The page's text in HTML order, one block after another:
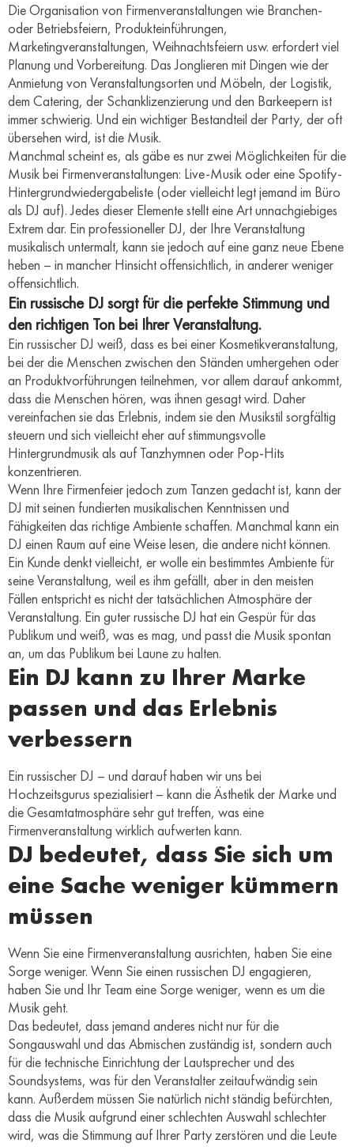
Die Organisation von Firmenveranstaltungen wie Branchen-
oder Betriebsfeiern, Produkteinführungen,
Marketingveranstaltungen, Weihnachtsfeiern usw. erfordert viel
Planung und Vorbereitung. Das Jonglieren mit Dingen wie der
Anmietung von Veranstaltungsorten und Möbeln, der Logistik,
dem Catering, der Schanklizenzierung und den Barkeepern ist
immer schwierig. Und ein wichtiger Bestandteil der Party, der oft
übersehen wird, ist die Musik.
Manchmal scheint es, als gäbe es nur zwei Möglichkeiten für die
Musik bei Firmenveranstaltungen: Live-Musik oder eine Spotify-
Hintergrundwiedergabeliste (oder vielleicht legt jemand im Büro
als DJ auf). Jedes dieser Elemente stellt eine Art unnachgiebiges
Extrem dar. Ein professioneller DJ, der Ihre Veranstaltung
musikalisch untermalt, kann sie jedoch auf eine ganz neue Ebene
heben – in mancher Hinsicht offensichtlich, in anderer weniger
offensichtlich.
Ein russische DJ sorgt für die perfekte Stimmung und
den richtigen Ton bei Ihrer Veranstaltung.
Ein russischer DJ weiß, dass es bei einer Kosmetikveranstaltung,
bei der die Menschen zwischen den Ständen umhergehen oder
an Produktvorführungen teilnehmen, vor allem darauf ankommt,
dass die Menschen hören, was ihnen gesagt wird. Daher
vereinfachen sie das Erlebnis, indem sie den Musikstil sorgfältig
steuern und sich vielleicht eher auf stimmungsvolle
Hintergrundmusik als auf Tanzhymnen oder Pop-Hits
konzentrieren.
Wenn Ihre Firmenfeier jedoch zum Tanzen gedacht ist, kann der
DJ mit seinen fundierten musikalischen Kenntnissen und
Fähigkeiten das richtige Ambiente schaffen. Manchmal kann ein
DJ einen Raum auf eine Weise lesen, die andere nicht können.
Ein Kunde denkt vielleicht, er wolle ein bestimmtes Ambiente für
seine Veranstaltung, weil es ihm gefällt, aber in den meisten
Fällen entspricht es nicht der tatsächlichen Atmosphäre der
Veranstaltung. Ein guter russische DJ hat ein Gespür für das
Publikum und weiß, was es mag, und passt die Musik spontan
an, um das Publikum bei Laune zu halten.
Ein DJ kann zu Ihrer Marke
passen und das Erlebnis
verbessern
Ein russischer DJ – und darauf haben wir uns bei
Hochzeitsgurus spezialisiert – kann die Ästhetik der Marke und
die Gesamtatmosphäre sehr gut treffen, was eine
Firmenveranstaltung wirklich aufwerten kann.
DJ bedeutet, dass Sie sich um
eine Sache weniger kümmern
müssen
Wenn Sie eine Firmenveranstaltung ausrichten, haben Sie eine
Sorge weniger. Wenn Sie einen russischen DJ engagieren,
haben Sie und Ihr Team eine Sorge weniger, wenn es um die
Musik geht.
Das bedeutet, dass jemand anderes nicht nur für die
Songauswahl und das Abmischen zuständig ist, sondern auch
für die technische Einrichtung der Lautsprecher und des
Soundsystems, was für den Veranstalter zeitaufwändig sein
kann. Außerdem müssen Sie natürlich nicht ständig befürchten,
dass die Musik aufgrund einer schlechten Auswahl schlechter
wird, was die Stimmung auf Ihrer Party zerstören und die Leute